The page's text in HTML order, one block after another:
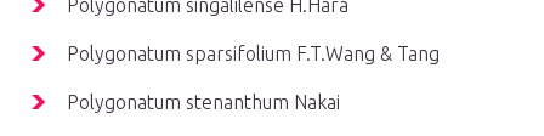
Polygonatum singalilense H.Hara
Polygonatum sparsifolium F.T.Wang & Tang
Polygonatum stenanthum Nakai